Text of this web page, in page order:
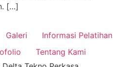
[…]
Galeri
Informasi Pelatihan
Tentang Kami